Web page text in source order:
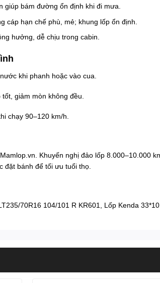
giúp bám đường ổn định khi đi mưa.
cáp hạn chế phù, mẻ; khung lốp ổn định.
hưởng, dễ chịu trong cabin.
khi phanh hoặc vào cua.
giảm mòn không đều.
chạy 90–120 km/h.
Khuyến nghị đảo lốp 8.000–10.000
đặt bánh để tối ưu tuổi thọ.
70R16 104/101 R KR601, Lốp Kenda